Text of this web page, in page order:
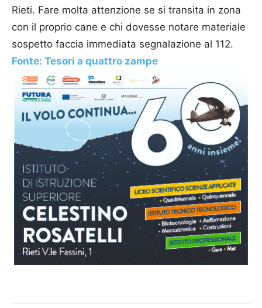
Rieti. Fare molta attenzione se si transita in zona
con il proprio cane e chi dovesse notare materiale
sospetto faccia immediata segnalazione al 112.
Fonte: Tesori a quattro zampe